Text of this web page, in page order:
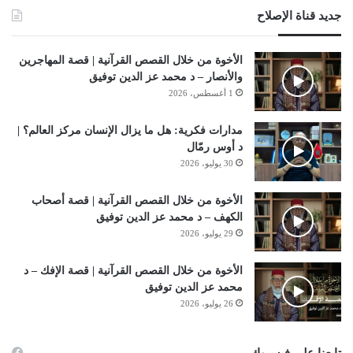
جديد قناة الإصلاح
الأخوة من خلال القصص القرآنية | قصة المهاجرين
والأنصار – د محمد عز الدين توفيق
1 أغسطس، 2026
مدارات فكرية: هل ما يزال الإنسان مركز العالم؟ |
د أوس رمّال
30 يوليو، 2026
الأخوة من خلال القصص القرآنية | قصة أصحاب
الكهف – د محمد عز الدين توفيق
29 يوليو، 2026
الأخوة من خلال القصص القرآنية | قصة الإفك – د
محمد عز الدين توفيق
26 يوليو، 2026